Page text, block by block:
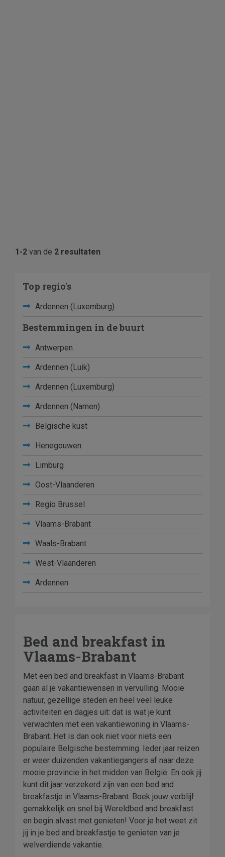
1-2 van de 2 resultaten
Top regio's
Ardennen (Luxemburg)
Bestemmingen in de buurt
Antwerpen
Ardennen (Luik)
Ardennen (Luxemburg)
Ardennen (Namen)
Belgische kust
Henegouwen
Limburg
Oost-Vlaanderen
Regio Brussel
Vlaams-Brabant
Waals-Brabant
West-Vlaanderen
Ardennen
Bed and breakfast in
Vlaams-Brabant
Met een bed and breakfast in Vlaams-Brabant
gaan al je vakantiewensen in vervulling. Mooie
natuur, gezellige steden en heel veel leuke
activiteiten en dagjes uit: dat is wat je kunt
verwachten met een vakantiewoning in Vlaams-
Brabant. Het is dan ook niet voor niets een
populaire Belgische bestemming. Ieder jaar reizen
er weer duizenden vakantiegangers af naar deze
mooie provincie in het midden van België. En ook jij
kunt dit jaar verzekerd zijn van een bed and
breakfastje in Vlaams-Brabant. Boek jouw verblijf
gemakkelijk en snel bij Wereldbed and breakfast
en begin alvast met genieten! Voor je het weet zit
jij in je bed and breakfastje te genieten van je
welverdiende vakantie.